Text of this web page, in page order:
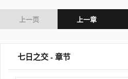
上一页 上一章
七日之交 - 章节